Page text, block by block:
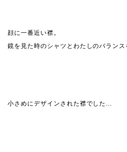
顔に一番近い襟。
鏡を見た時のシャツとわたしのバラン
小さめにデザインされた襟でした…